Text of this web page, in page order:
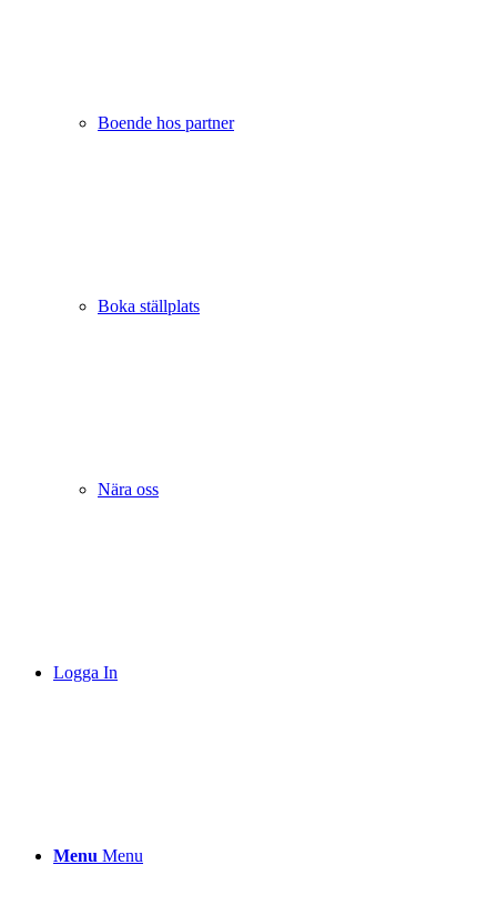
Boende hos partner
Boka ställplats
Nära oss
Logga In
Menu Menu